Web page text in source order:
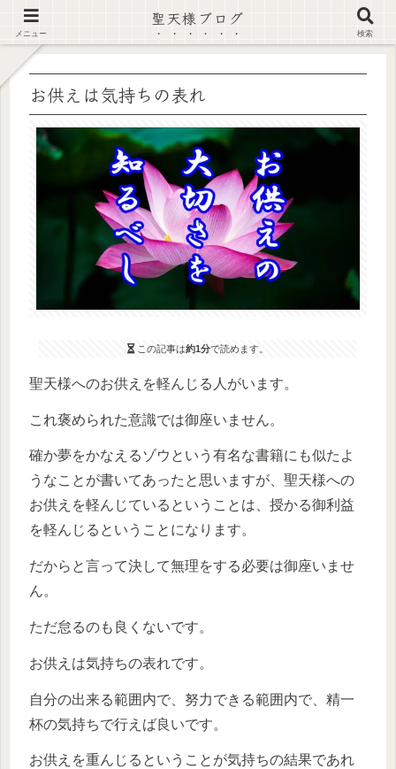
【注意喚起】偽サイト及び偽情報に注意 ▶確認する◀
お供えは気持ちの表れ
この記事は約1分で読めます。
聖天様へのお供えを軽んじる人がいます。
これ褒められた意識では御座いません。
確か夢をかなえるゾウという有名な書籍にも似たよ
うなことが書いてあったと思いますが、聖天様への
お供えを軽んじているということは、授かる御利益
を軽んじるということになります。
だからと言って決して無理をする必要は御座いませ
ん。
ただ怠るのも良くないです。
お供えは気持ちの表れです。
自分の出来る範囲内で、努力できる範囲内で、精一
杯の気持ちで行えば良いです。
お供えを重んじるということが気持ちの結果であれ
メニュー
聖天様ブログ
検索